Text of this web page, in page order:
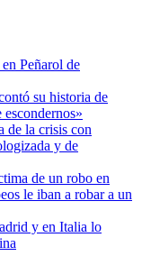
Peñarol de
su historia de
de la crisis con
y de
de un robo en
le iban a robar a un
y en Italia lo